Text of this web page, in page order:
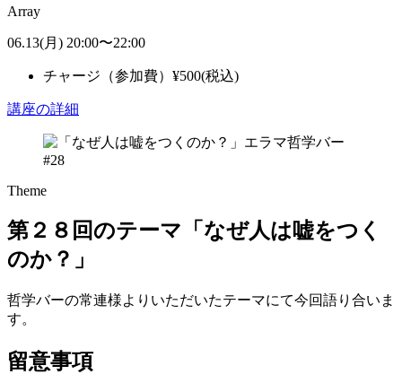
Array
06.13(月) 20:00〜22:00
チャージ（参加費） ¥500(税込)
講座の詳細
Theme
第２８回のテーマ「なぜ人は嘘をつく
のか？」
哲学バーの常連様よりいただいたテーマにて今回語り合いま
す。
留意事項